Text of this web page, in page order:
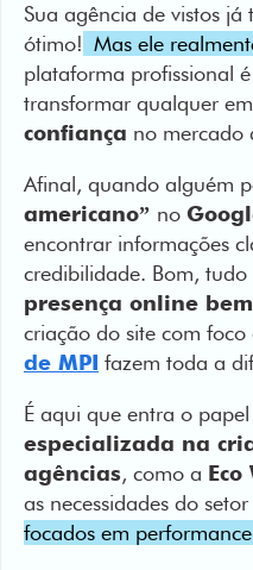
Sua agência de vistos já
ótimo! Mas ele
plataforma profissional
transformar qualquer
confiança no mercado
Afinal, quando alguém
americano” no
encontrar informações
credibilidade. Bom,
presença online
criação do site com foco
de MPI fazem toda a
É aqui que entra o
especializada na
agências, como a Eco
as necessidades do
focados em